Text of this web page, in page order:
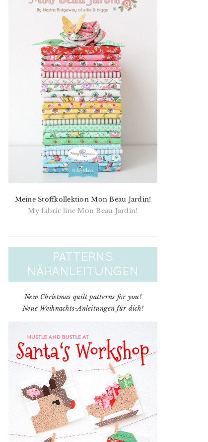
Meine Stoffkollektion Mon Beau Jardin!
My fabric line Mon Beau Jardin!
New Christmas quilt patterns for you!
Neue Weihnachts-Anleitungen für dich!